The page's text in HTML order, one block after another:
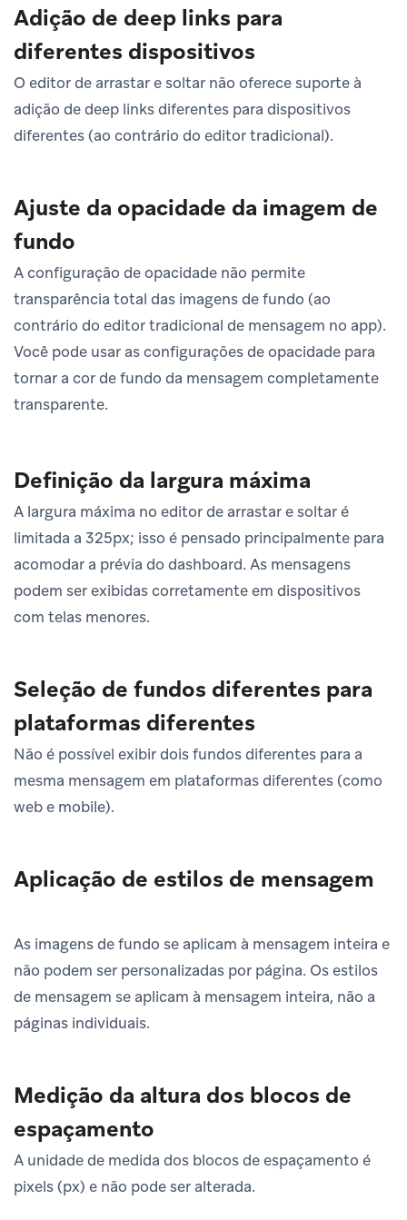
Adição de deep links para
diferentes dispositivos
O editor de arrastar e soltar não oferece suporte à
adição de deep links diferentes para dispositivos
diferentes (ao contrário do editor tradicional).
Ajuste da opacidade da imagem de
fundo
A configuração de opacidade não permite
transparência total das imagens de fundo (ao
contrário do editor tradicional de mensagem no app).
Você pode usar as configurações de opacidade para
tornar a cor de fundo da mensagem completamente
transparente.
Definição da largura máxima
A largura máxima no editor de arrastar e soltar é
limitada a 325px; isso é pensado principalmente para
acomodar a prévia do dashboard. As mensagens
podem ser exibidas corretamente em dispositivos
com telas menores.
Seleção de fundos diferentes para
plataformas diferentes
Não é possível exibir dois fundos diferentes para a
mesma mensagem em plataformas diferentes (como
web e mobile).
Aplicação de estilos de mensagem
As imagens de fundo se aplicam à mensagem inteira e
não podem ser personalizadas por página. Os estilos
de mensagem se aplicam à mensagem inteira, não a
páginas individuais.
Medição da altura dos blocos de
espaçamento
A unidade de medida dos blocos de espaçamento é
pixels (px) e não pode ser alterada.